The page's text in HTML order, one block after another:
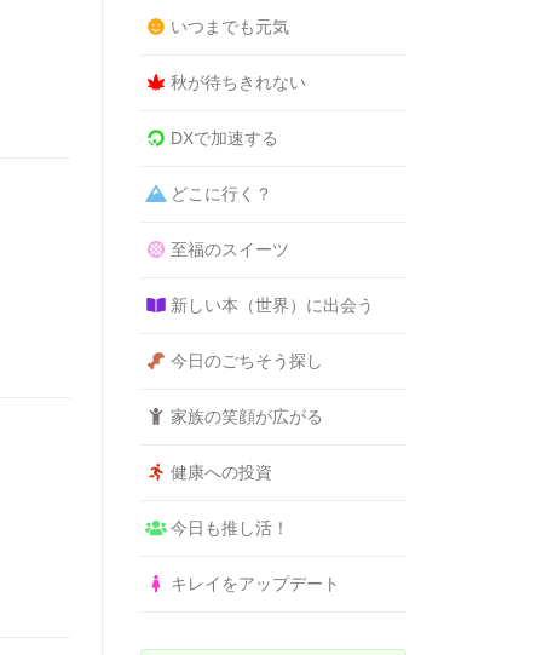
いつまでも元気
秋が待ちきれない
DXで加速する
どこに行く？
至福のスイーツ
新しい本（世界）に出会う
今日のごちそう探し
家族の笑顔が広がる
健康への投資
今日も推し活！
キレイをアップデート